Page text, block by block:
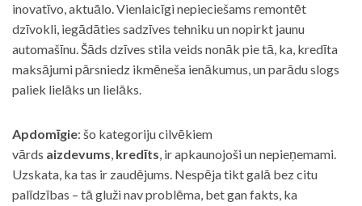
inovatīvo, aktuālo. Vienlaicīgi nepieciešams remontēt
dzīvokli, iegādāties sadzīves tehniku un nopirkt jaunu
automašīnu. Šāds dzīves stila veids nonāk pie tā, ka, kredīta
maksājumi pārsniedz ikmēneša ienākumus, un parādu slogs
paliek lielāks un lielāks.
Apdomīgie: šo kategoriju cilvēkiem
vārds aizdevums, kredīts, ir apkaunojoši un nepieņemami.
Uzskata, ka tas ir zaudējums. Nespēja tikt galā bez citu
palīdzības – tā gluži nav problēma, bet gan fakts, ka